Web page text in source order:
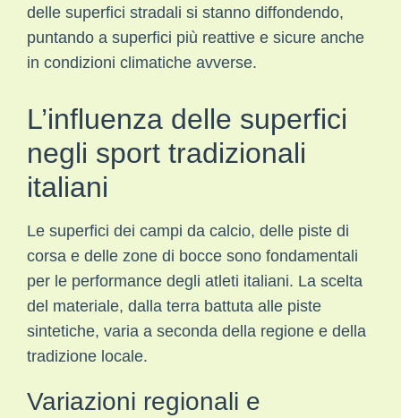
delle superfici stradali si stanno diffondendo,
puntando a superfici più reattive e sicure anche
in condizioni climatiche avverse.
L’influenza delle superfici
negli sport tradizionali
italiani
Le superfici dei campi da calcio, delle piste di
corsa e delle zone di bocce sono fondamentali
per le performance degli atleti italiani. La scelta
del materiale, dalla terra battuta alle piste
sintetiche, varia a seconda della regione e della
tradizione locale.
Variazioni regionali e